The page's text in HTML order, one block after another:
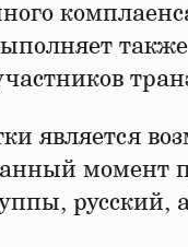
является
момент